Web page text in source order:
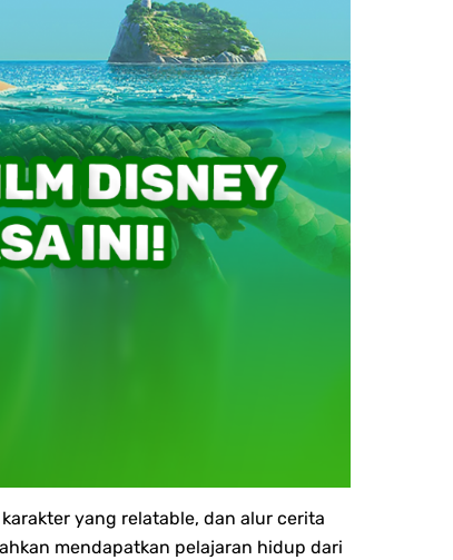
yang relatable, dan alur cerita
mendapatkan pelajaran hidup dari